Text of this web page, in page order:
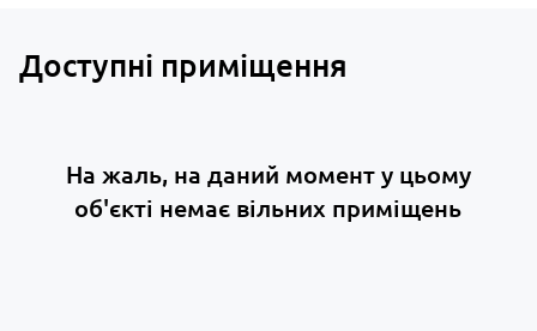
Доступні приміщення
На жаль, на даний момент у цьому
об'єкті немає вільних приміщень